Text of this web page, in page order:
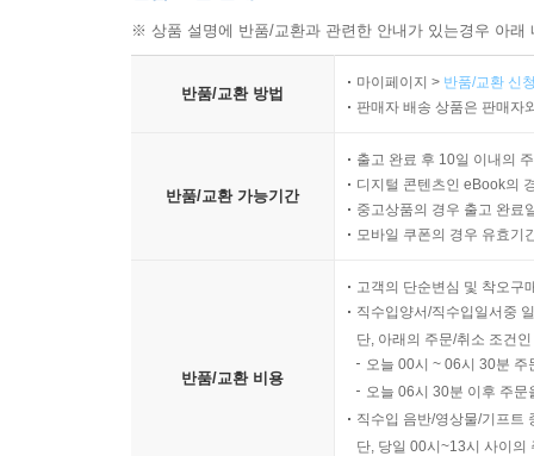
※ 상품 설명에 반품/교환과 관련한 안내가 있는경우 아
반품/교환 방법
마이페이지 > 반품/교환 신
판매자 배송 상품은 판매자
반품/교환 가능기간
출고 완료 후 10일 이내의
디지털 콘텐츠인 eBook의
중고상품의 경우 출고 완료
모바일 쿠폰의 경우 유효기
반품/교환 비용
고객의 단순변심 및 착오구
직수입양서/직수입일서중
단, 아래의 주문/취소 조건
오늘 00시 ~ 06시 30분
오늘 06시 30분 이후 주
직수입 음반/영상물/기프트
단, 당일 00시~13시 사이의